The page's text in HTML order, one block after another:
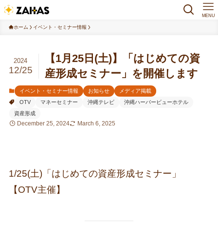
MENU
ホーム イベント・セミナー情報
【1月25日(土)】「はじめての資
産形成セミナー」を開催します
2024
12/25
イベント・セミナー情報 お知らせ
メディア掲載
OTV
マネーセミナー 沖縄テレビ
沖縄ハーバービューホテル
資産形成
December 25, 2024 March 6, 2025
1/25(土)「はじめての資産形成セミナー」
【OTV主催】